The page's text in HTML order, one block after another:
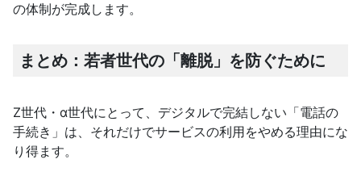
の体制が完成します。
まとめ：若者世代の「離脱」を防ぐために
Z世代・α世代にとって、デジタルで完結しない「電話の
手続き」は、それだけでサービスの利用をやめる理由にな
り得ます。